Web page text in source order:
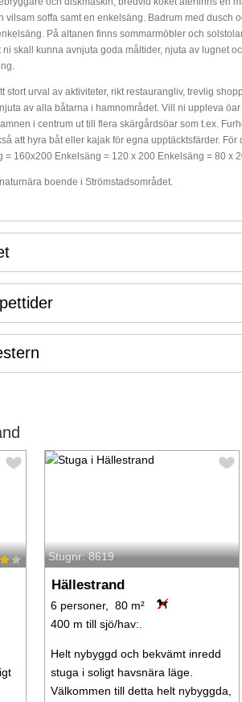
vilsam soffa samt en enkelsäng. Badrum med dusch
På altanen finns sommarmöbler och
ni skall kunna avnjuta goda måltider, njuta av lugnet
stort urval av aktiviteter, rikt restaurangliv, trevlig
av alla båtarna i hamnområdet. Vill ni uppleva
i centrum ut till flera skärgårdsöar som t.ex.
att hyra båt eller kajak för egna upptäcktsfärder.
= 160x200 Enkelsäng = 120 x 200 Enkelsäng = 80 x
boende i Strömstadsområdet.
Stugnr: 8619
Hällestrand
6 personer, 80 m²
400 m till sjö/hav:.
Helt nybyggd och bekvämt inredd
stuga i soligt havsnära läge.
Välkommen till detta helt nybyggda,